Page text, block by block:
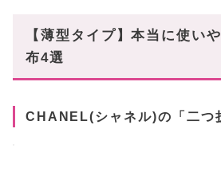
【薄型タイプ】本当に使い
布4選
CHANEL(シャネル)の「二つ